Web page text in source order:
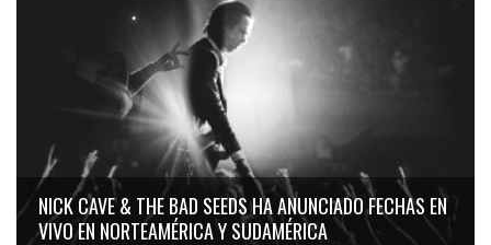
NICK CAVE & THE BAD SEEDS HA ANUNCIADO FECHAS EN
VIVO EN NORTEAMÉRICA Y SUDAMÉRICA